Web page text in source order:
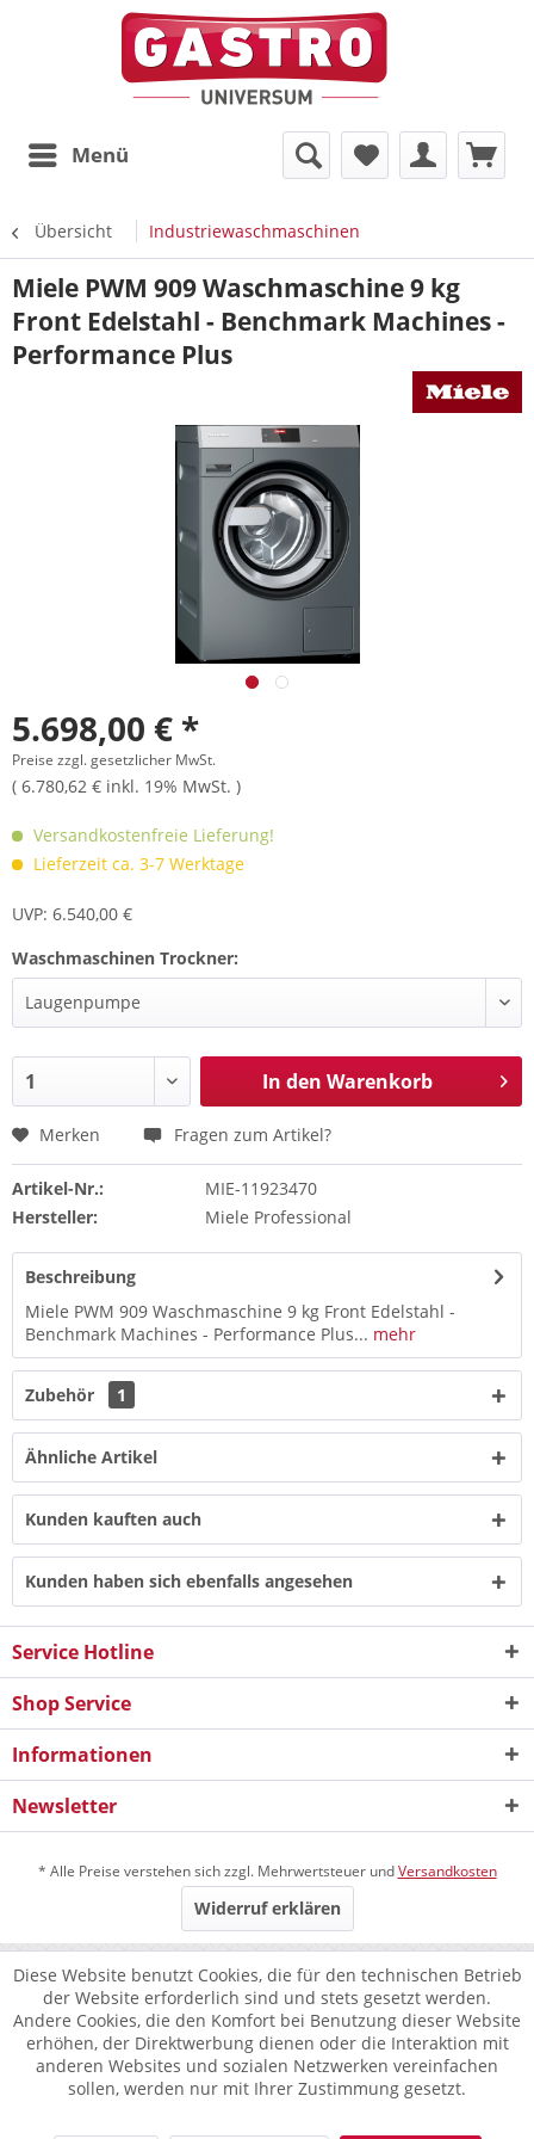
Menü
Übersicht Industriewaschmaschinen
Miele PWM 909 Waschmaschine 9 kg
Front Edelstahl - Benchmark Machines -
Performance Plus
5.698,00 € *
Preise zzgl. gesetzlicher MwSt.
( 6.780,62 € inkl. 19% MwSt. )
Versandkostenfreie Lieferung!
Lieferzeit ca. 3-7 Werktage
UVP: 6.540,00 €
Waschmaschinen Trockner:
In den Warenkorb
Merken Fragen zum Artikel?
Artikel-Nr.:
MIE-11923470
Hersteller:
Miele Professional
Beschreibung
Miele PWM 909 Waschmaschine 9 kg Front Edelstahl -
Benchmark Machines - Performance Plus... mehr
Zubehör 1
Ähnliche Artikel
Kunden kauften auch
Kunden haben sich ebenfalls angesehen
Service Hotline
Shop Service
Informationen
Newsletter
* Alle Preise verstehen sich zzgl. Mehrwertsteuer undVersandkosten
Widerruf erklären
Diese Website benutzt Cookies, die für den technischen Betrieb
der Website erforderlich sind und stets gesetzt werden.
Andere Cookies, die den Komfort bei Benutzung dieser Website
erhöhen, der Direktwerbung dienen oder die Interaktion mit
anderen Websites und sozialen Netzwerken vereinfachen
sollen, werden nur mit Ihrer Zustimmung gesetzt.